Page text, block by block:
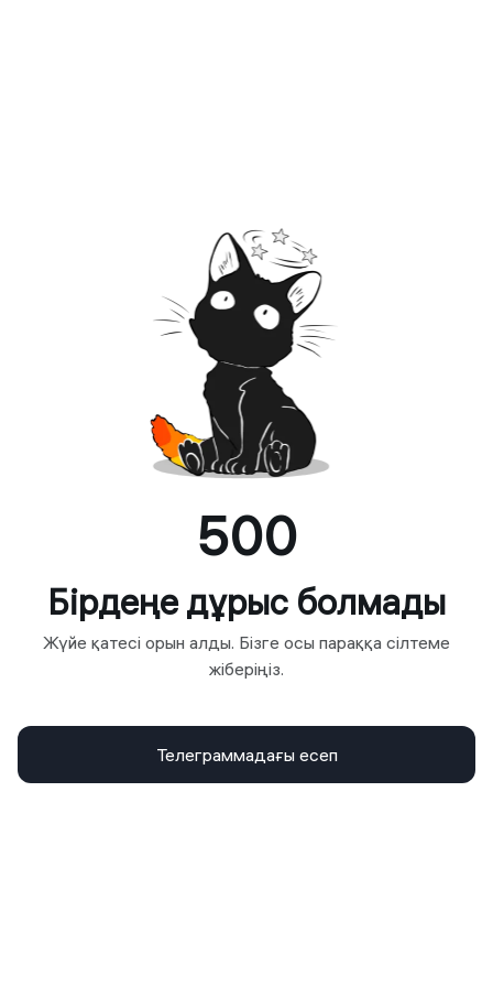
500
Бірдеңе дұрыс болмады
Жүйе қатесі орын алды. Бізге осы параққа сілтеме
жіберіңіз.
Телеграммадағы есеп